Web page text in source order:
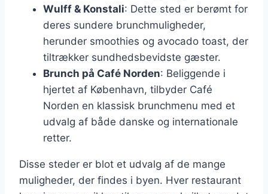
Wulff & Konstali: Dette sted er berømt for
deres sundere brunchmuligheder,
herunder smoothies og avocado toast, der
tiltrækker sundhedsbevidste gæster.
Brunch på Café Norden: Beliggende i
hjertet af København, tilbyder Café
Norden en klassisk brunchmenu med et
udvalg af både danske og internationale
retter.
Disse steder er blot et udvalg af de mange
muligheder, der findes i byen. Hver restaurant